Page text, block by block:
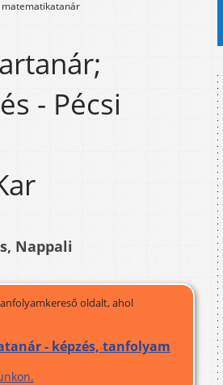
- Pécsi
Nappali
oldalt, ahol
- képzés, tanfolyam